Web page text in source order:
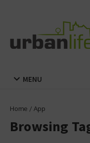
MENU
Home / App
Browsing